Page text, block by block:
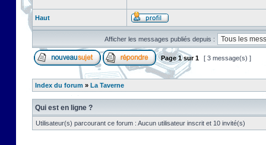
Haut
Afficher les messages publiés depuis :
Page1sur1 [ 3 message(s) ]
Index du forum » La Taverne
Qui est en ligne ?
Utilisateur(s) parcourant ce forum : Aucun utilisateur inscrit et 10 invité(s)